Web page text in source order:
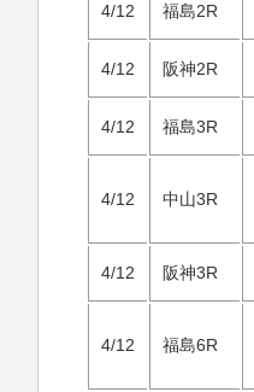
4/12 福島2R
4/12 阪神2R
4/12 福島3R
4/12 中山3R
4/12 阪神3R
4/12 福島6R